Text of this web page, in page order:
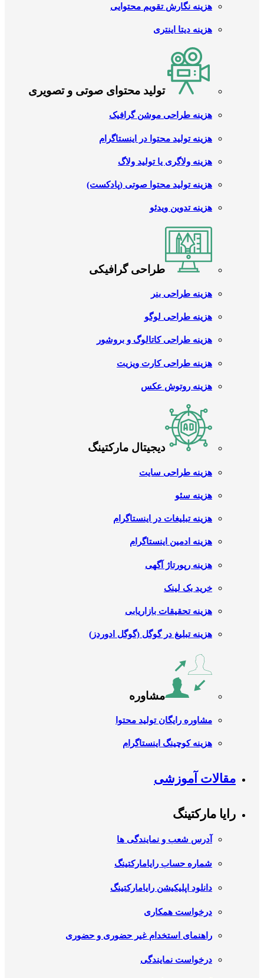
هزینه نگارش تقویم محتوایی
هزینه دیتا اینتری
تولید محتوای صوتی و تصویری
هزینه طراحی موشن گرافیک
هزینه تولید محتوا در اینستاگرام
هزینه ولاگری یا تولید ولاگ
هزینه تولید محتوا صوتی (پادکست)
هزینه تدوین ویدئو
طراحی گرافیکی
هزینه طراحی بنر
هزینه طراحی لوگو
هزینه طراحی کاتالوگ و بروشور
هزینه طراحی کارت ویزیت
هزینه روتوش عکس
دیجیتال مارکتینگ
هزینه طراحی سایت
هزینه سئو
هزینه تبلیغات در اینستاگرام
هزینه ادمین اینستاگرام
هزینه رپورتاژ آگهی
خرید بک لینک
هزینه تحقیقات بازاریابی
هزینه تبلیغ در گوگل (گوگل ادوردز)
مشاوره
مشاوره رایگان تولید محتوا
هزینه کوچینگ اینستاگرام
مقالات آموزشی
رایا مارکتینگ
آدرس شعب و نمایندگی ها
شماره حساب رایامارکتینگ
دانلود اپلیکیشن رایامارکتینگ
درخواست همکاری
راهنمای استخدام غیر حضوری و حضوری
درخواست نمایندگی